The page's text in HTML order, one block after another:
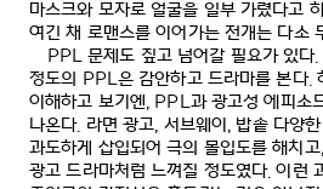
마스크와 모자로 얼굴을 일부 가렸다고
여긴 채 로맨스를 이어가는 전개는 다소
PPL문제도 짚고 넘어갈 필요가 있다.
정도의 PPL은 감안하고 드라마를 본다.
이해하고 보기엔, PPL과 광고성 에피소
나온다. 라면 광고, 서브웨이, 밥솥 다양
과도하게 삽입되어 극의 몰입도를 해치고,
광고 드라마처럼 느껴질 정도였다.이런